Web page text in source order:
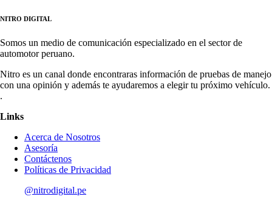
NITRO DIGITAL
Somos un medio de comunicación especializado en el sector de
automotor peruano.
Nitro es un canal donde encontraras información de pruebas de manejo
con una opinión y además te ayudaremos a elegir tu próximo vehículo.
.
Links
Acerca de Nosotros
Asesoría
Contáctenos
Políticas de Privacidad
@nitrodigital.pe